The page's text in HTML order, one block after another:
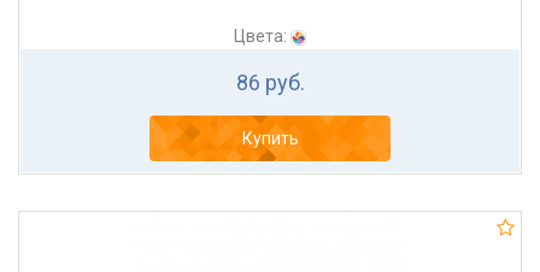
Цвета:
86 руб.
Купить